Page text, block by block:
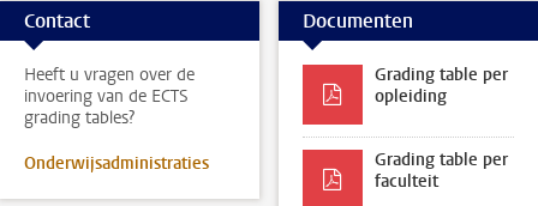
Contact
Heeft u vragen over de
invoering van de ECTS
grading tables?
Onderwijsadministraties
Documenten
Grading table per
opleiding
Grading table per
faculteit